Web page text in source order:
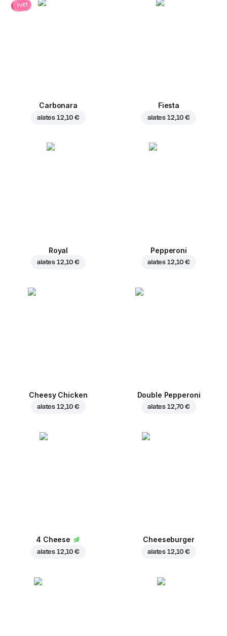
hitt
Carbonara
alates 12,10 €
Fiesta
alates 12,10 €
Royal
alates 12,10 €
Pepperoni
alates 12,10 €
Cheesy Chicken
alates 12,10 €
Double Pepperoni
alates 12,70 €
4 Cheese
alates 12,10 €
Cheeseburger
alates 12,10 €